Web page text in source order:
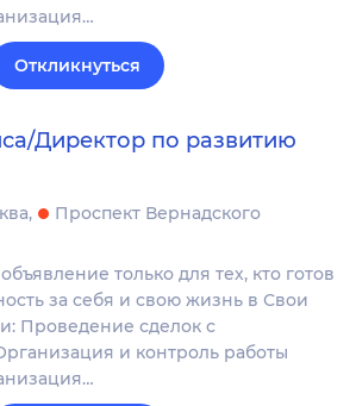
Откликнуться
Директор по развитию
Проспект Вернадского
только для тех, кто готов
за себя и свою жизнь в Свои
Проведение сделок с
и контроль работы